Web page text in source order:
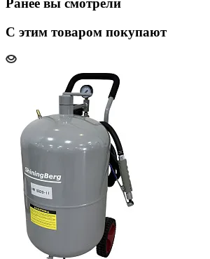
Ранее вы смотрели
С этим товаром покупают